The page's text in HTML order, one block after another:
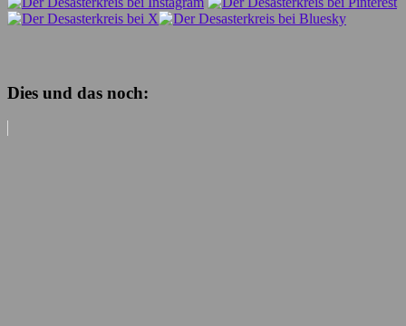
Dies und das noch: